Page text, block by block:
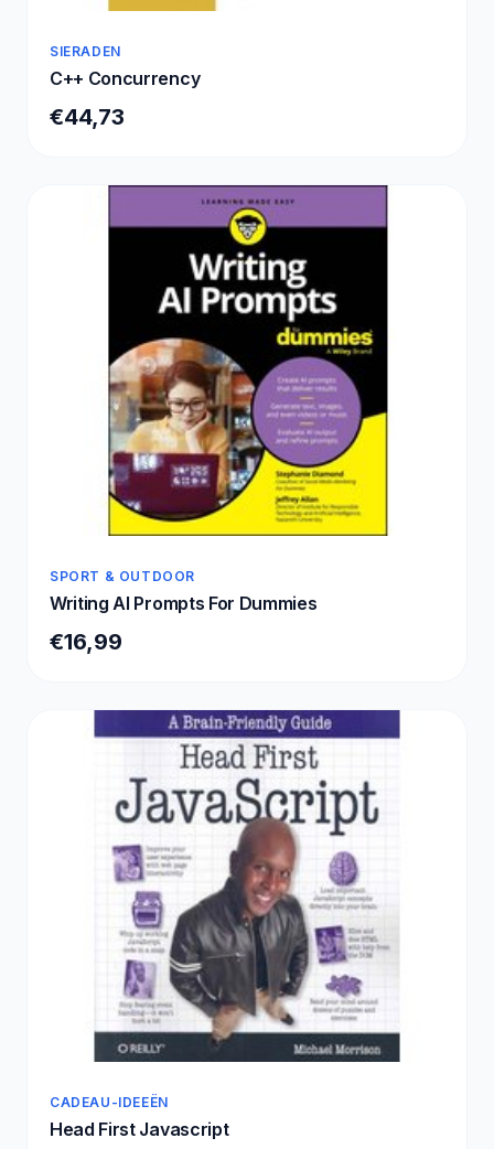
SIERADEN
C++ Concurrency
€44,73
SPORT & OUTDOOR
Writing AI Prompts For Dummies
€16,99
CADEAU-IDEEËN
Head First Javascript